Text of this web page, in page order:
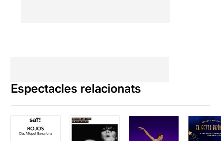
Espectacles relacionats